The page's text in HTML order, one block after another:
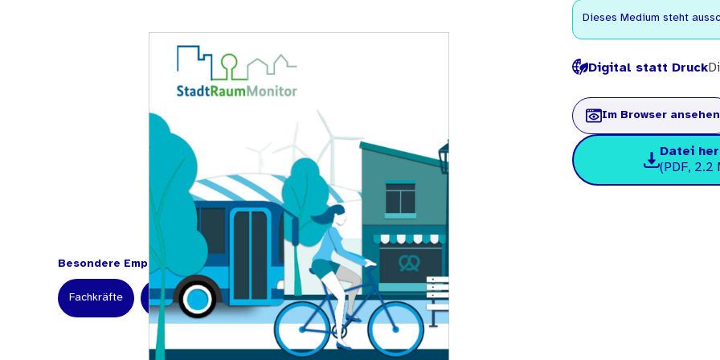
Dieses Medium steht
Digital statt Druck
Im Browser ansehen
Datei
(PDF, 2.2
Besondere Empfehlung für:
Fachkräfte Kommunale Einrichtungen